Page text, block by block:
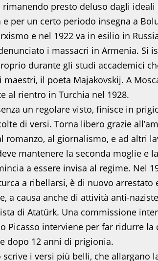
presto deluso dagli
per un certo periodo insegna a
e nel 1922 va in esilio in
i massacri in Armenia. Si
durante gli studi accademici
il poeta Majakovskij. A
al rientro in Turchia nel 1928.
un regolare visto, finisce in
di versi. Torna libero grazie
romanzo, al giornalismo, e ad altri
mantenere la seconda moglie e
a essere invisa al regime. Nel
a ribellarsi, è di nuovo arrestato
a causa anche di attività anti-
di Atatürk. Una commissione
Picasso interviene per far ridurre
dopo 12 anni di prigionia.
i versi più belli, che allargano